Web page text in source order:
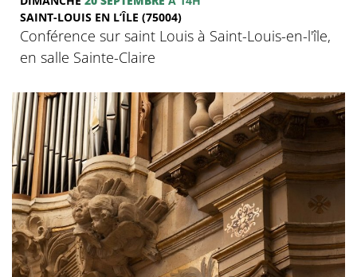
SAINT-LOUIS EN L’ÎLE (75004)
Conférence sur saint Louis à Saint-Louis-en-l'île,
en salle Sainte-Claire